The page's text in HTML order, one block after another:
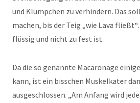
und Klümpchen zu verhindern. Das
machen, bis der Teig „wie Lava
flüssig und nicht zu fest ist.
Da die so genannte Macaronage
kann, ist ein bisschen Muskelkater
ausgeschlossen. „Am Anfang wird